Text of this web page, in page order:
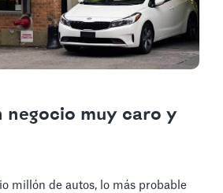
negocio muy caro y
millón de autos, lo más probable